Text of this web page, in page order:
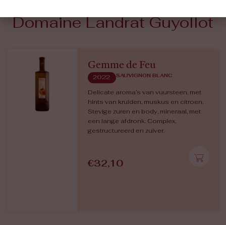
Domaine Landrat Guyollot
Gemme de Feu
2022 SAUVIGNON BLANC
Delicate aroma’s van vuursteen, met
hints van kruiden, muskus en citroen.
Stevige zuren en body, mineraal, met
een lange afdronk. Complex,
gestructureerd en zuiver.
€32,10